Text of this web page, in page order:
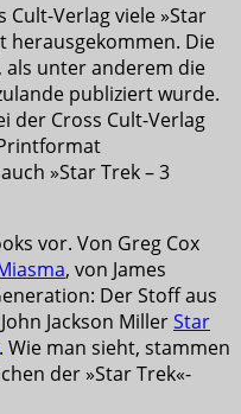
Cult-Verlag viele »Star
herausgekommen. Die
als unter anderem die
publiziert wurde.
der Cross Cult-Verlag
»Star Trek – 3
vor. Von Greg Cox
, von James
Der Stoff aus
Jackson MillerStar
. Wie man sieht, stammen
der »Star Trek«-